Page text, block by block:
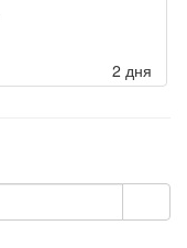
2 дня